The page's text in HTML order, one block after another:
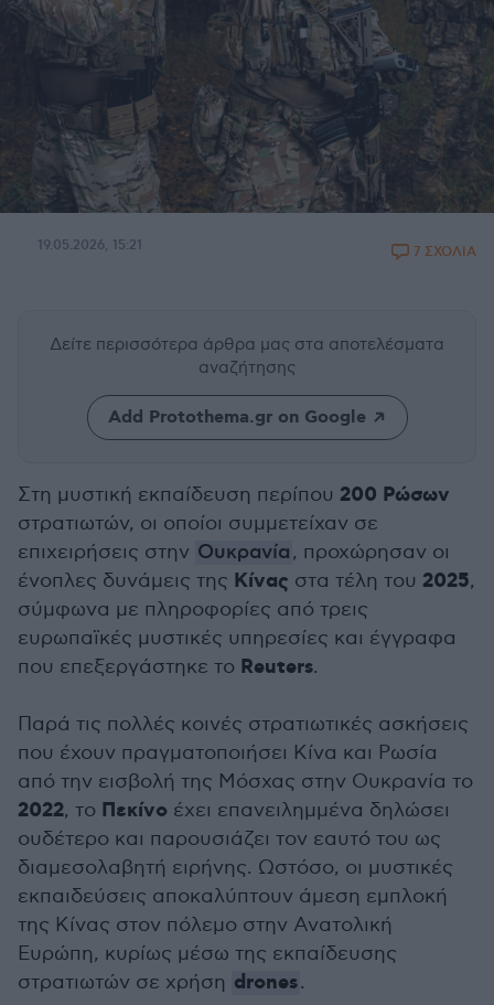
19.05.2026, 15:21 7 ΣΧΟΛΙΑ
Δείτε περισσότερα άρθρα μας στα αποτελέσματα
αναζήτησης
Add Protothema.gr on Google
Στη μυστική εκπαίδευση περίπου 200 Ρώσων
στρατιωτών, οι οποίοι συμμετείχαν σε
επιχειρήσεις στην Ουκρανία, προχώρησαν οι
ένοπλες δυνάμεις της Κίνας στα τέλη του 2025,
σύμφωνα με πληροφορίες από τρεις
ευρωπαϊκές μυστικές υπηρεσίες και έγγραφα
που επεξεργάστηκε το Reuters.
Παρά τις πολλές κοινές στρατιωτικές ασκήσεις
που έχουν πραγματοποιήσει Κίνα και Ρωσία
από την εισβολή της Μόσχας στην Ουκρανία το
2022, το Πεκίνο έχει επανειλημμένα δηλώσει
ουδέτερο και παρουσιάζει τον εαυτό του ως
διαμεσολαβητή ειρήνης. Ωστόσο, οι μυστικές
εκπαιδεύσεις αποκαλύπτουν άμεση εμπλοκή
της Κίνας στον πόλεμο στην Ανατολική
Ευρώπη, κυρίως μέσω της εκπαίδευσης
στρατιωτών σε χρήση drones.